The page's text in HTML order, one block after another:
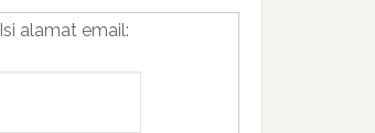
Isi alamat email: